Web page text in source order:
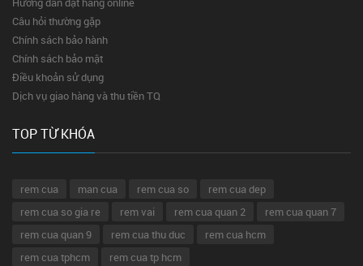
Câu hỏi thường gặp
Chính sách bảo hành
Chính sách bảo mật
Điều khoản sử dụng
Dịch vụ giao hàng và thu tiền TQ
TOP TỪ KHÓA
rem cua man cua rem cua so
rem cua dep
rem cua so gia re
rem vai rem cua quan 2
rem cua quan 7
rem cua quan 9
rem cua thu duc
rem cua hcm
rem cua tphcm
rem cua tp hcm